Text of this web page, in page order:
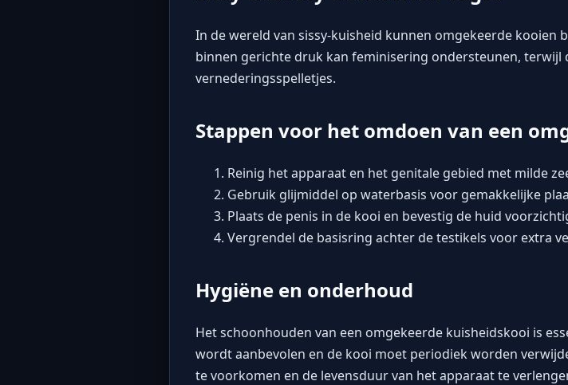
In de wereld van sissy-kuisheid kunnen omgekeerde kooien
binnen gerichte druk kan feminisering ondersteunen,
vernederingsspelletjes.
Stappen voor het omdoen van een
Reinig het apparaat en het genitale gebied met milde
Gebruik glijmiddel op waterbasis voor gemakkelijke
Plaats de penis in de kooi en bevestig de huid
Vergrendel de basisring achter de testikels voor extra
Hygiëne en onderhoud
Het schoonhouden van een omgekeerde kuisheidskooi is
wordt aanbevolen en de kooi moet periodiek worden
te voorkomen en de levensduur van het apparaat te